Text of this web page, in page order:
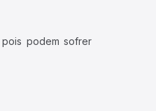
podem sofrer